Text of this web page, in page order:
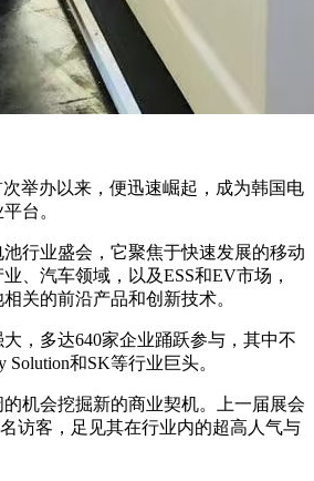
次举办以来，便迅速崛起，成为韩国电
台。
行业盛会，它聚焦于快速发展的移动
、汽车领域，以及ESS和EV市场，
关的前沿产品和创新技术。
，多达640家企业踊跃参与，其中不
Solution和SK等行业巨头。
机会挖掘新的商业契机。上一届展会
访客，足见其在行业内的超高人气与